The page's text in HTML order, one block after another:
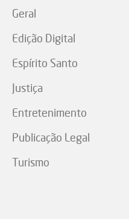
Geral
Edição Digital
Espírito Santo
Justiça
Entretenimento
Publicação Legal
Turismo